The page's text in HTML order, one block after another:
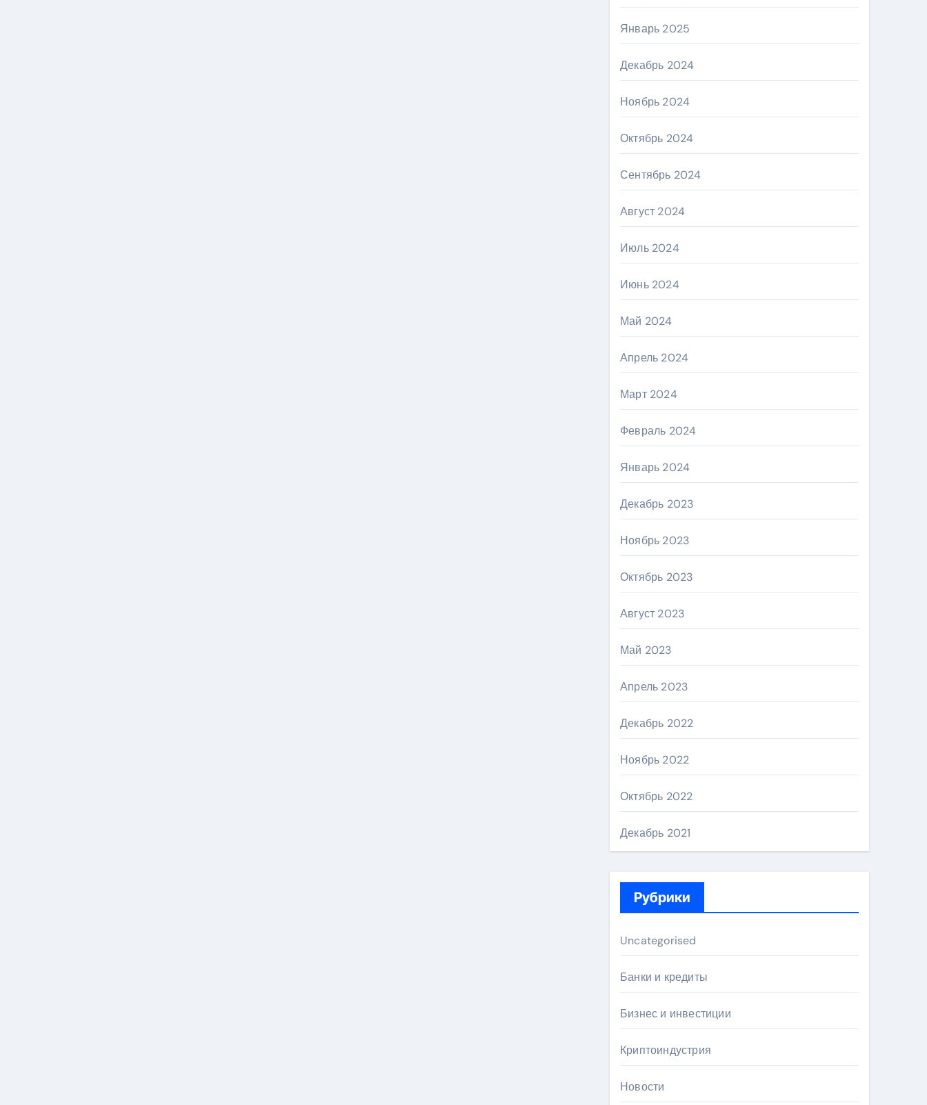
Январь 2025
Декабрь 2024
Ноябрь 2024
Октябрь 2024
Сентябрь 2024
Август 2024
Июль 2024
Июнь 2024
Май 2024
Апрель 2024
Март 2024
Февраль 2024
Январь 2024
Декабрь 2023
Ноябрь 2023
Октябрь 2023
Август 2023
Май 2023
Апрель 2023
Декабрь 2022
Ноябрь 2022
Октябрь 2022
Декабрь 2021
Рубрики
Uncategorised
Банки и кредиты
Бизнес и инвестиции
Криптоиндустрия
Новости